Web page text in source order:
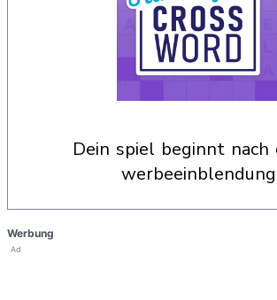
dein spiel beginnt nach dieser
werbeeinblendung
Werbung
Ad